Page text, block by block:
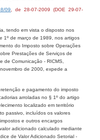
09
, de 28-07-2009 (DOE 29-07-
tendo em vista o disposto nos
1º de março de 1989, nos artigos
do Imposto sobre Operações
Prestações de Serviços de
de Comunicação - RICMS,
novembro de 2000, expede a
e pagamento do imposto
arroladas no § 1º do artigo
localizado em território
passivo, incluídos os valores
e outros encargos
adicionado calculado mediante
de Valor Adicionado Setorial -